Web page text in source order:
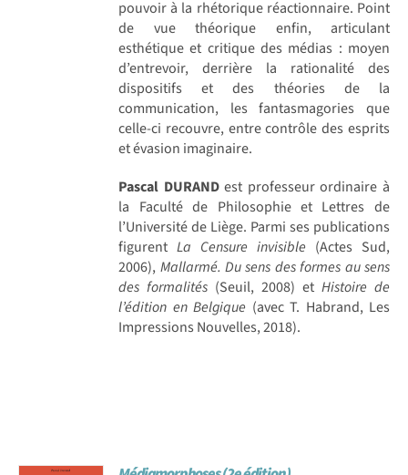
pouvoir à la rhétorique réactionnaire. Point
de vue théorique enfin, articulant
esthétique et critique des médias : moyen
d’entrevoir, derrière la rationalité des
dispositifs et des théories de la
communication, les fantasmagories que
celle-ci recouvre, entre contrôle des esprits
et évasion imaginaire.
Pascal DURANDest professeur ordinaire à
la Faculté de Philosophie et Lettres de
l’Université de Liège. Parmi ses publications
figurent La Censure invisible (Actes Sud,
2006), Mallarmé. Du sens des formes au sens
des formalités (Seuil, 2008) etHistoire de
l’édition en Belgique (avec T. Habrand, Les
Impressions Nouvelles, 2018).